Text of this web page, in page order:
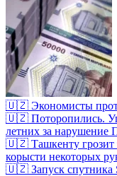
🇺🇿 Экономисты
🇺🇿 Поторопились.
летних за нарушение
🇺🇿 Ташкенту грозит
корысти некоторых
🇺🇿 Запуск спутника